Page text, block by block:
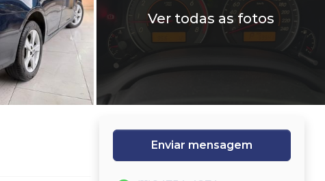
Ver todas as fotos
Enviar mensagem